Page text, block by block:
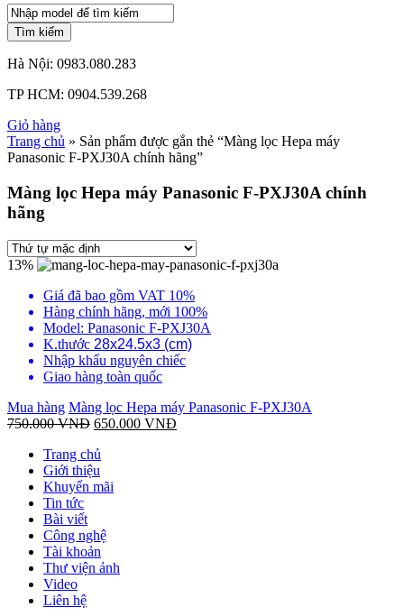
Tìm kiếm
Hà Nội: 0983.080.283
TP HCM: 0904.539.268
Giỏ hàng
Trang chủ » Sản phẩm được gắn thẻ “Màng lọc Hepa máy
Panasonic F-PXJ30A chính hãng”
Màng lọc Hepa máy Panasonic F-PXJ30A chính
hãng
13%
Giá đã bao gồm VAT 10%
Hàng chính hãng, mới 100%
Model: Panasonic F-PXJ30A
K.thước 28x24.5x3 (cm)
Nhập khẩu nguyên chiếc
Giao hàng toàn quốc
Mua hàng Màng lọc Hepa máy Panasonic F-PXJ30A
750.000VNĐ 650.000 VNĐ
Trang chủ
Giới thiệu
Khuyến mãi
Tin tức
Bài viết
Công nghệ
Tài khoản
Thư viện ảnh
Video
Liên hệ